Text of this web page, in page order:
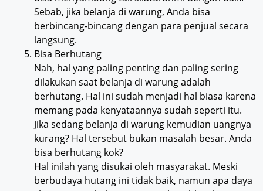
Sebab, jika belanja di warung, Anda bisa
berbincang-bincang dengan para penjual secara
langsung.
Bisa Berhutang
Nah, hal yang paling penting dan paling sering
dilakukan saat belanja di warung adalah
berhutang. Hal ini sudah menjadi hal biasa karena
memang pada kenyataannya sudah seperti itu.
Jika sedang belanja di warung kemudian uangnya
kurang? Hal tersebut bukan masalah besar. Anda
bisa berhutang kok?
Hal inilah yang disukai oleh masyarakat. Meski
berbudaya hutang ini tidak baik, namun apa daya